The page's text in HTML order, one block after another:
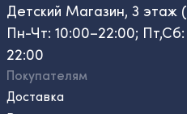
Детский Магазин, 3 этаж
Пн-Чт: 10:00–22:00;
22:00
Покупателям
Доставка